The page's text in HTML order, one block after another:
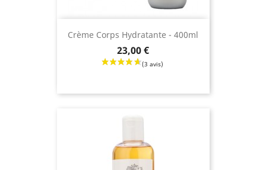
Crème Corps Hydratante - 400ml
23,00 €